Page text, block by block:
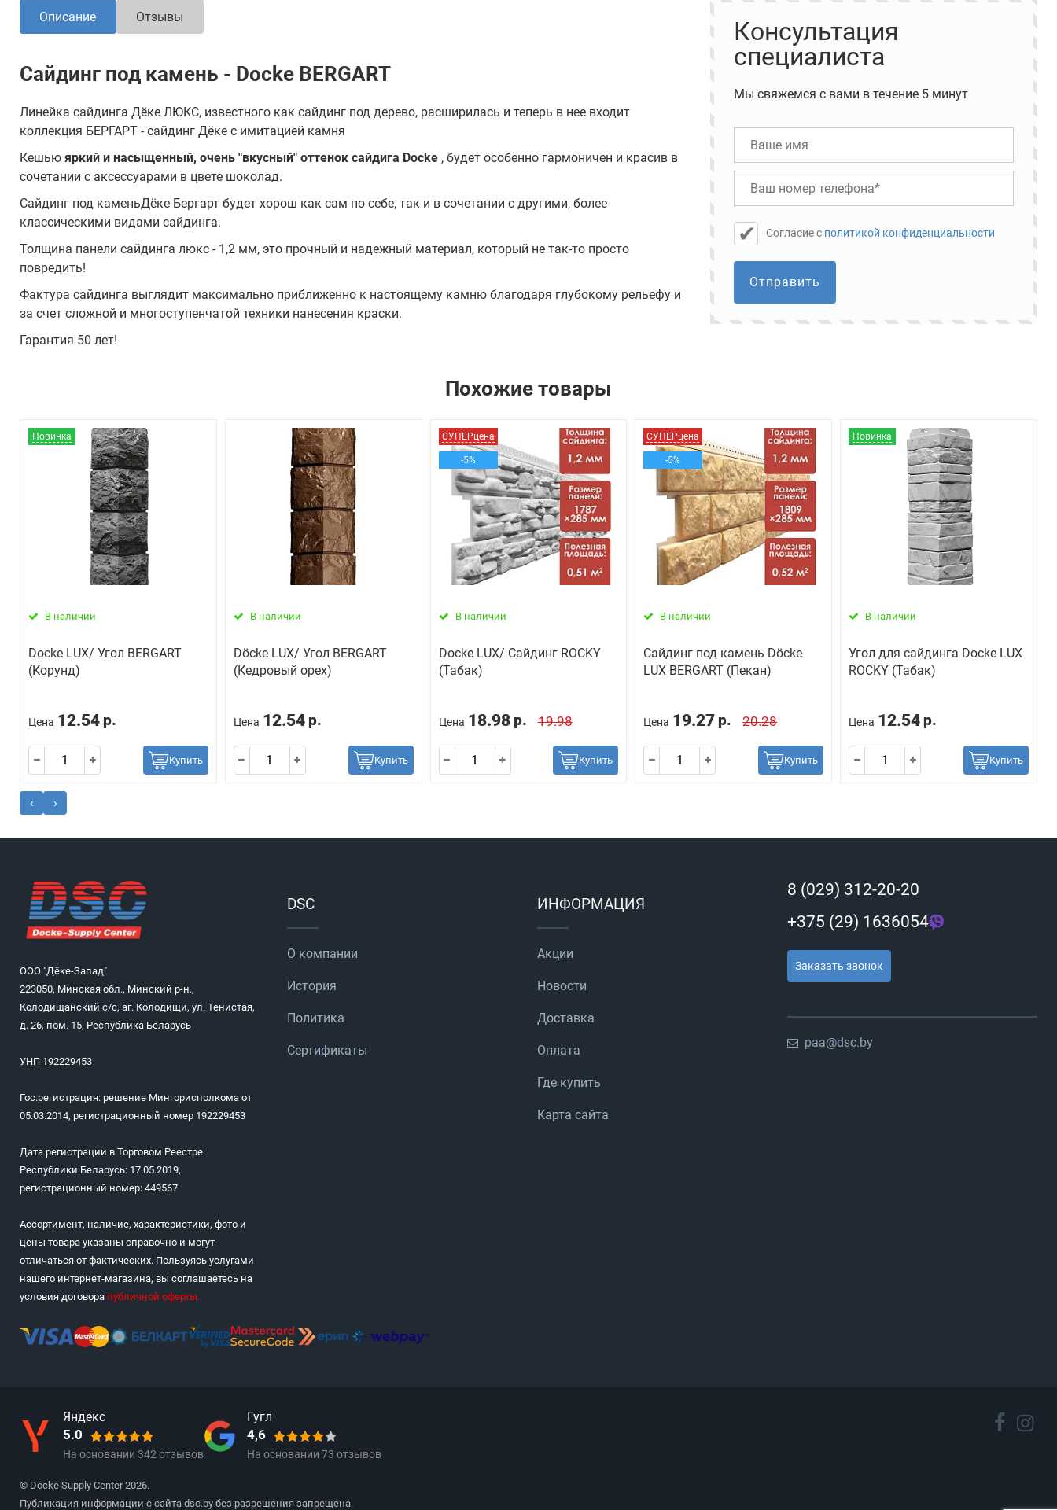
Описание Отзывы
Сайдинг под камень - Docke BERGART
Линейка сайдинга Дёке ЛЮКС, известного как сайдинг под дерево, расширилась и теперь в нее входит
коллекция БЕРГАРТ - сайдинг Дёке с имитацией камня
Кешью яркий и насыщенный, очень "вкусный" оттенок сайдига Docke , будет особенно гармоничен и красив в
сочетании с аксессуарами в цвете шоколад.
Сайдинг под каменьДёке Бергарт будет хорош как сам по себе, так и в сочетании с другими, более
классическими видами сайдинга.
Толщина панели сайдинга люкс - 1,2 мм, это прочный и надежный материал, который не так-то просто
повредить!
Фактура сайдинга выглядит максимально приближенно к настоящему камню благодаря глубокому рельефу и
за счет сложной и многоступенчатой техники нанесения краски.
Гарантия 50 лет!
Консультация
специалиста
Мы свяжемся с вами в течение 5 минут
Cогласие с политикой конфиденциальности
Отправить
Похожие товары
Новинка
В наличии
Docke LUX/ Угол BERGART
(Корунд)
Цена 12.54 р.
Купить
В наличии
Döcke LUX/ Угол BERGART
(Кедровый орех)
Цена 12.54 р.
Купить
СУПЕРцена
-5%
В наличии
Docke LUX/ Сайдинг ROCKY
(Табак)
Цена 18.98 р. 19.98
Купить
СУПЕРцена
-5%
В наличии
Сайдинг под камень Döcke
LUX BERGART (Пекан)
Цена 19.27 р. 20.28
Купить
Новинка
В наличии
Угол для сайдинга Docke LUX
ROCKY (Табак)
Цена 12.54 р.
Купить
‹ ›
ООО "Дёке-Запад"
223050, Минская обл., Минский р-н.,
Колодищанский с/с, аг. Колодищи, ул. Тенистая,
д. 26, пом. 15, Республика Беларусь
УНП 192229453
Гос.регистрация: решение Мингорисполкома от
05.03.2014, регистрационный номер 192229453
Дата регистрации в Торговом Реестре
Республики Беларусь: 17.05.2019,
регистрационный номер: 449567
Ассортимент, наличие, характеристики, фото и
цены товара указаны справочно и могут
отличаться от фактических. Пользуясь услугами
нашего интернет-магазина, вы соглашаетесь на
условия договора публичной оферты.
DSC
О компании
История
Политика
Сертификаты
ИНФОРМАЦИЯ
Акции
Новости
Доставка
Оплата
Где купить
Карта сайта
8 (029) 312-20-20
+375 (29) 1636054
Заказать звонок
paa@dsc.by
Яндекс
5.0
На основании 342отзывов
Гугл
4,6
На основании 73 отзывов
© Docke Supply Center 2026.
Публикация информации с сайта dsc.by без разрешения запрещена.